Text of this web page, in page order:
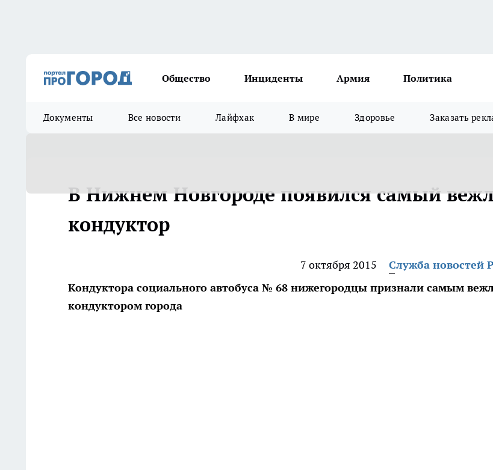
Общество Инциденты Армия Политика
Документы Все новости Лайфхак В мире Здоровье Заказать
В Нижнем Новгороде появился самый
кондуктор
7 октября 2015
Служба новостей
Кондуктора социального автобуса № 68 нижегородцы признали самым
кондуктором города